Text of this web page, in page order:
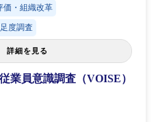
価・組織改革
度調査
詳細を見る
業員意識調査（VOISE）